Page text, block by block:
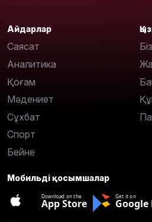
Айдарлар
Саясат
Аналитика
Қоғам
Мәдениет
Сұхбат
Спорт
Бейне
Мобильді қосымшалар
Download on the
App Store
Get it on
Google